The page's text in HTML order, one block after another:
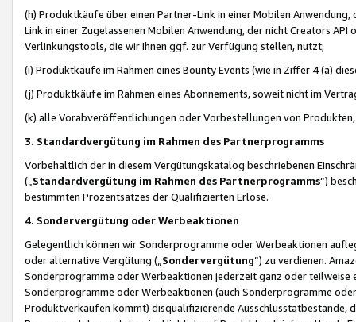
(h) Produktkäufe über einen Partner-Link in einer Mobilen
Link in einer Zugelassenen Mobilen Anwendung, der nicht Creators
Verlinkungstools, die wir Ihnen ggf. zur Verfügung stellen, nutzt;
(i) Produktkäufe im Rahmen eines Bounty Events (wie in Ziffer 4 (a)
(j) Produktkäufe im Rahmen eines Abonnements, soweit nicht im
(k) alle Vorabveröffentlichungen oder Vorbestellungen von
3. Standardvergütung im Rahmen des Partnerprogramms
Vorbehaltlich der in diesem Vergütungskatalog beschriebenen
(„ Standardvergütung im Rahmen des Partnerprogramms“)
bestimmten Prozentsatzes der Qualifizierten Erlöse.
4. Sondervergütung oder Werbeaktionen
Gelegentlich können wir Sonderprogramme oder Werbeaktionen
oder alternative Vergütung („ Sondervergütung”) zu verdienen.
Sonderprogramme oder Werbeaktionen jederzeit ganz oder
Sonderprogramme oder Werbeaktionen (auch Sonderprogramme
Produktverkäufen kommt) disqualifizierende Ausschlusstatbestände,